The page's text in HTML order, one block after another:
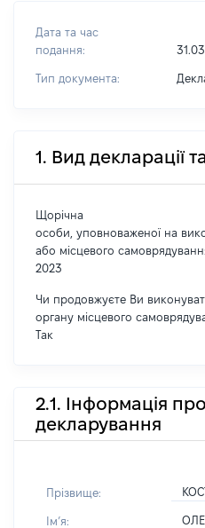
Дата та час
подання:
Тип документа:
1. Вид декларації
Щорічна
особи, уповноваженої на
або місцевого
2023
Чи продовжуєте Ви
органу місцевого
Так
2.1. Інформація
декларування
Прізвище:
Імʼя: